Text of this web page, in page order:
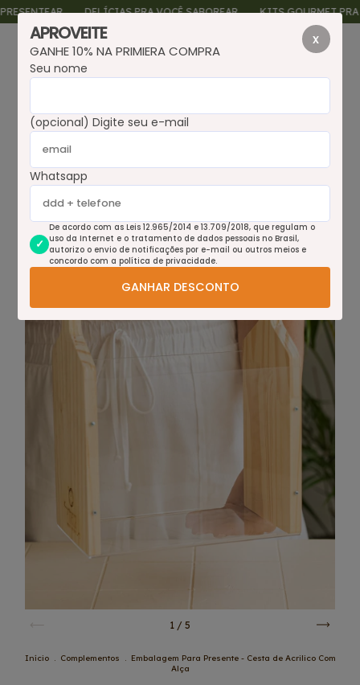
DELÍCIAS PRA VOCÊ SABOREAR KITS GOURMET PRA
1 / 5
Início . Complementos . Embalagem Para Presente - Cesta de Acrilico Com
Alça
x
APROVEITE
GANHE 10% NA PRIMIERA COMPRA
Seu nome
(opcional) Digite seu e-mail
Whatsapp
De acordo com as Leis 12.965/2014 e 13.709/2018, que regulam o
uso da Internet e o tratamento de dados pessoais no Brasil,
autorizo o envio de notificações por e-mail ou outros meios e
concordo com a política de privacidade.
GANHAR DESCONTO